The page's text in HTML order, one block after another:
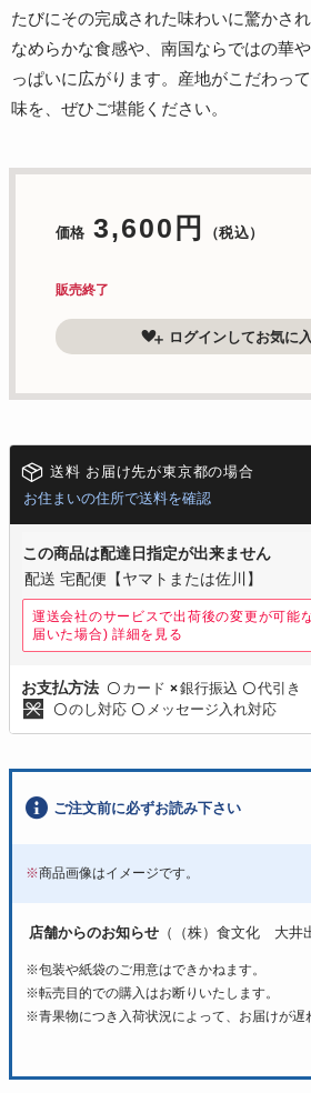
たびにその完成された味わいに驚かさ
なめらかな食感や、南国ならではの華
っぱいに広がります。産地がこだわっ
味を、ぜひご堪能ください。
価格 3,600円 （税込）
販売終了
ログインしてお気に
送料 お届け先が東京都の場合
お住まいの住所で送料を確認
この商品は配達日指定が出来ません
配送 宅配便【ヤマトまたは佐川】
運送会社のサービスで出荷後の変更が可能
届いた場合) 詳細を見る
お支払方法 〇 カード ×銀行振込 〇代引き
〇のし対応 〇 メッセージ入れ対応
ご注文前に必ずお読み下さい
※商品画像はイメージです。
店舗からのお知らせ （（株）食文化 大井
※包装や紙袋のご用意はできかねます。
※転売目的での購入はお断りいたします。
※青果物につき入荷状況によって、お届けが遅